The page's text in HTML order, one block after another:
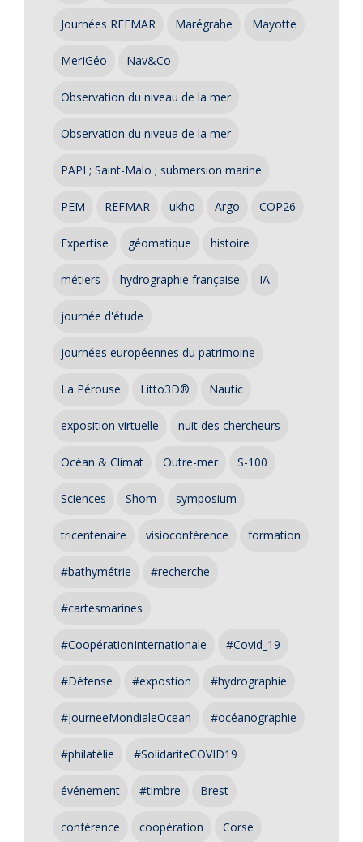
Journées REFMAR Marégrahe Mayotte
MerIGéo Nav&Co
Observation du niveau de la mer
Observation du niveua de la mer
PAPI ; Saint-Malo ; submersion marine
PEM REFMAR ukho Argo COP26
Expertise géomatique histoire
métiers hydrographie française IA
journée d'étude
journées européennes du patrimoine
La Pérouse Litto3D® Nautic
exposition virtuelle nuit des chercheurs
Océan & Climat Outre-mer S-100
Sciences Shom symposium
tricentenaire visioconférence formation
#bathymétrie #recherche
#cartesmarines
#CoopérationInternationale #Covid_19
#Défense #expostion #hydrographie
#JourneeMondialeOcean #océanographie
#philatélie #SolidariteCOVID19
événement #timbre Brest
conférence coopération Corse